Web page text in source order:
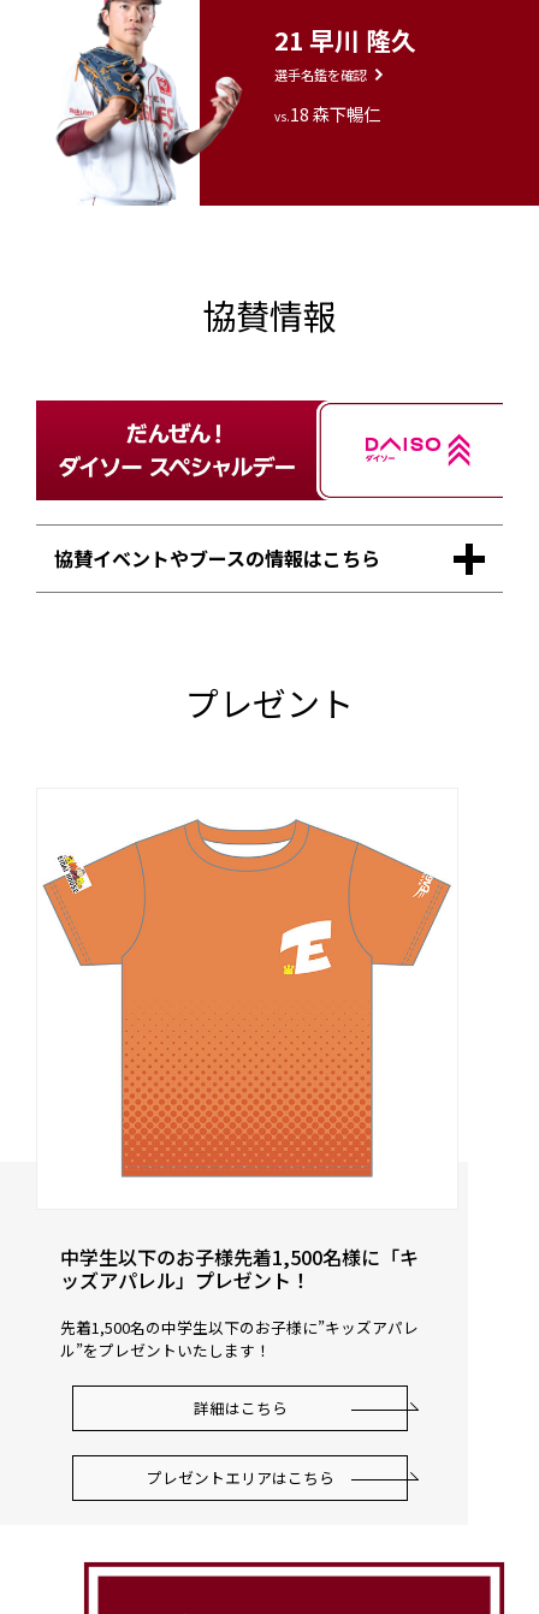
21 早川 隆久
選手名鑑を確認
vs.18 森下暢仁
協賛情報
協賛イベントやブースの情報はこちら
プレゼント
中学生以下のお子様先着1,500名様に「キ
ッズアパレル」プレゼント！
先着1,500名の中学生以下のお子様に”キッズアパレ
ル”をプレゼントいたします！
詳細はこちら
プレゼントエリアはこちら